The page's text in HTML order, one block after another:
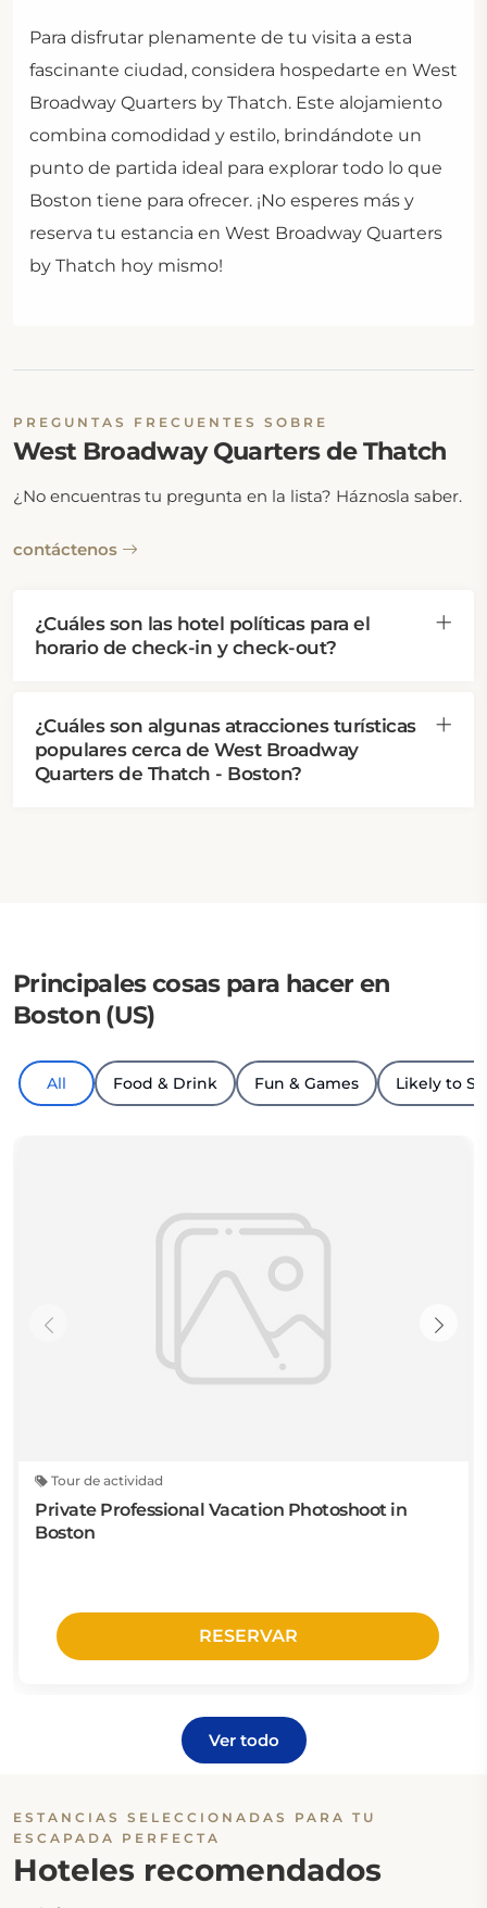
Para disfrutar plenamente de tu visita a esta
fascinante ciudad, considera hospedarte en West
Broadway Quarters by Thatch. Este alojamiento
combina comodidad y estilo, brindándote un
punto de partida ideal para explorar todo lo que
Boston tiene para ofrecer. ¡No esperes más y
reserva tu estancia en West Broadway Quarters
by Thatch hoy mismo!
PREGUNTAS FRECUENTES SOBRE
West Broadway Quarters de Thatch
¿No encuentras tu pregunta en la lista? Háznosla saber.
contáctenos
¿Cuáles son las hotel políticas para el
horario de check-in y check-out?
¿Cuáles son algunas atracciones turísticas
populares cerca de West Broadway
Quarters de Thatch - Boston?
Principales cosas para hacer en
Boston (US)
All Food & Drink Fun & Games Likely to
Tour de actividad
Private Professional Vacation Photoshoot in
Boston
RESERVAR
Ver todo
ESTANCIAS SELECCIONADAS PARA TU
ESCAPADA PERFECTA
Hoteles recomendados